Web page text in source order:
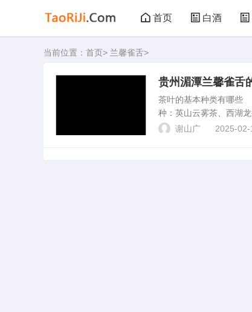
首页 白酒
当前位置： 首页> 兰馨雀舌>
贵州湄潭兰馨雀舌
茶叶的基本种类有哪些
种：英山云雾茶、西湖
指采取茶树的新叶或芽
谢山广 2025-